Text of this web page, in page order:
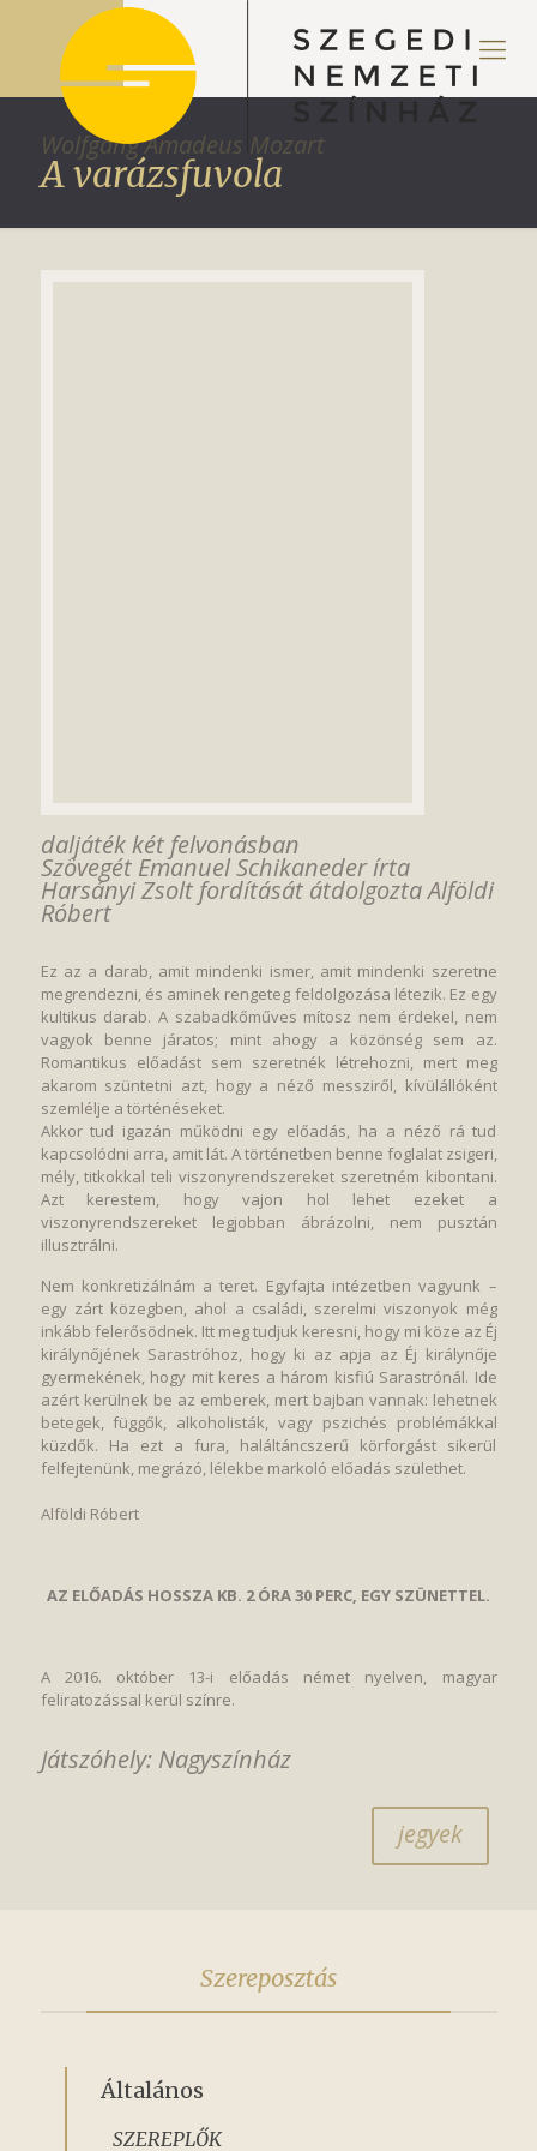
Wolfgang Amadeus Mozart
A varázsfuvola
daljáték két felvonásban
Szövegét Emanuel Schikaneder írta
Harsányi Zsolt fordítását átdolgozta Alföldi
Róbert
Ez az a darab, amit mindenki ismer, amit mindenki szeretne
megrendezni, és aminek rengeteg feldolgozása létezik. Ez egy
kultikus darab. A szabadkőműves mítosz nem érdekel, nem
vagyok benne járatos; mint ahogy a közönség sem az.
Romantikus előadást sem szeretnék létrehozni, mert meg
akarom szüntetni azt, hogy a néző messziről, kívülállóként
szemlélje a történéseket.
Akkor tud igazán működni egy előadás, ha a néző rá tud
kapcsolódni arra, amit lát. A történetben benne foglalat zsigeri,
mély, titkokkal teli viszonyrendszereket szeretném kibontani.
Azt kerestem, hogy vajon hol lehet ezeket a
viszonyrendszereket legjobban ábrázolni, nem pusztán
illusztrálni.
Nem konkretizálnám a teret. Egyfajta intézetben vagyunk –
egy zárt közegben, ahol a családi, szerelmi viszonyok még
inkább felerősödnek. Itt meg tudjuk keresni, hogy mi köze az Éj
királynőjének Sarastróhoz, hogy ki az apja az Éj királynője
gyermekének, hogy mit keres a három kisfiú Sarastrónál. Ide
azért kerülnek be az emberek, mert bajban vannak: lehetnek
betegek, függők, alkoholisták, vagy pszichés problémákkal
küzdők. Ha ezt a fura, haláltáncszerű körforgást sikerül
felfejtenünk, megrázó, lélekbe markoló előadás születhet.
Alföldi Róbert
AZ ELŐADÁS HOSSZA KB. 2 ÓRA 30 PERC, EGY SZÜNETTEL.
A 2016. október 13-i előadás német nyelven, magyar
feliratozással kerül színre.
Játszóhely: Nagyszínház
jegyek
Szereposztás
Általános
SZEREPLŐK